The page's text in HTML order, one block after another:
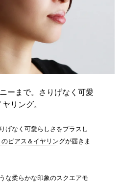
ーまで。さりげなく可愛
リング。
げなく可愛らしさをプラスし
ピアス＆イヤリングが届きま
な柔らかな印象のスクエアモ